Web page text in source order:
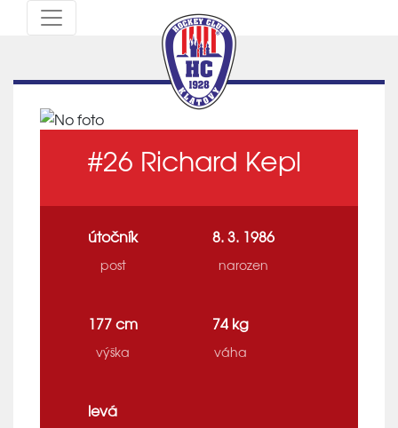
#26 Richard Kepl
útočník
post
8. 3. 1986
narozen
177 cm
výška
74 kg
váha
levá